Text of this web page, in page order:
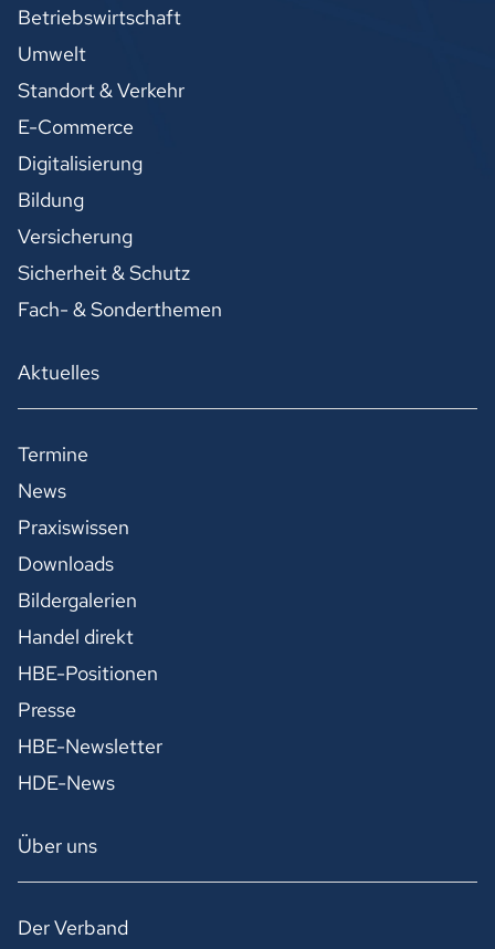
Betriebswirtschaft
Umwelt
Standort & Verkehr
E-Commerce
Digitalisierung
Bildung
Versicherung
Sicherheit & Schutz
Fach- & Sonderthemen
Aktuelles
Termine
News
Praxiswissen
Downloads
Bildergalerien
Handel direkt
HBE-Positionen
Presse
HBE-Newsletter
HDE-News
Über uns
Der Verband